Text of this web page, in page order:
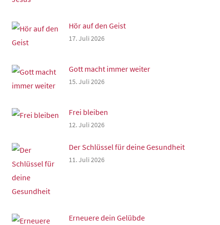
Hör auf den Geist
17. Juli 2026
Gott macht immer weiter
15. Juli 2026
Frei bleiben
12. Juli 2026
Der Schlüssel für deine Gesundheit
11. Juli 2026
Erneuere dein Gelübde